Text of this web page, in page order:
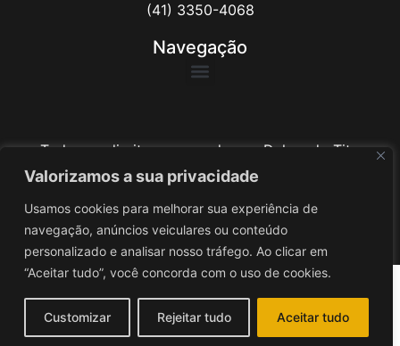
Valorizamos a sua privacidade
Usamos cookies para melhorar sua experiência de
navegação, anúncios veiculares ou conteúdo
personalizado e analisar nosso tráfego. Ao clicar em
“Aceitar tudo”, você concorda com o uso de cookies.
Customizar Rejeitar tudo Aceitar tudo
(41) 3350-4068
Navegação
Todos os direitos reservados ao Delegado Tito
Barichello
Desenvolvido poriv3